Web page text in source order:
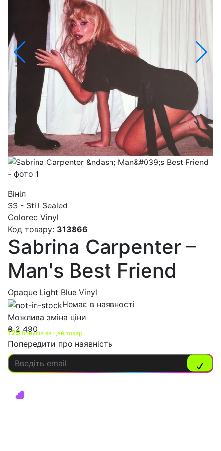
Вініл
SS - Still Sealed
Colored Vinyl
Код товару: 313866
Sabrina Carpenter –
Man's Best Friend
Opaque Light Blue Vinyl
Немає в наявності
Можлива зміна ціни
₴2 490
125 бонусів за цей товар
Попередити про наявність